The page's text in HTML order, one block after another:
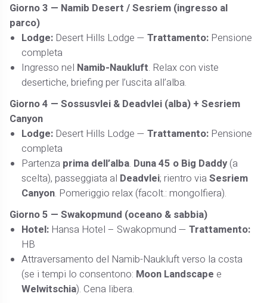
Giorno 3 — Namib Desert / Sesriem (ingresso al
parco)
Lodge: Desert Hills Lodge —Trattamento: Pensione
completa
Ingresso nel Namib-Naukluft. Relax con viste
desertiche, briefing per l’uscita all’alba.
Giorno 4 —Sossusvlei & Deadvlei (alba) + Sesriem
Canyon
Lodge: Desert Hills Lodge —Trattamento: Pensione
completa
Partenza prima dell’alba. Duna 45 o Big Daddy(a
scelta), passeggiata al Deadvlei; rientro viaSesriem
Canyon. Pomeriggio relax (facolt.: mongolfiera).
Giorno 5 —Swakopmund (oceano & sabbia)
Hotel: Hansa Hotel – Swakopmund —Trattamento:
HB
Attraversamento del Namib-Naukluft verso la costa
(se i tempi lo consentono: Moon Landscape e
Welwitschia). Cena libera.